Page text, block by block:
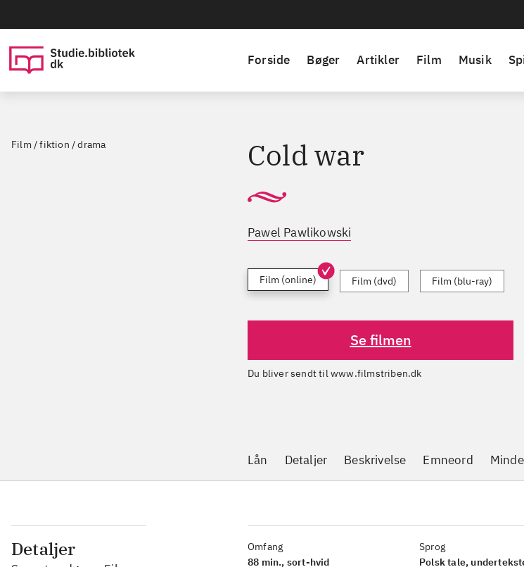
Forside Bøger Artikler Film Musik
Film / fiktion / drama Cold war
Pawel Pawlikowski
Film (online) Film (dvd) Film (blu-ray)
Se filmen
Du bliver sendt til www.filmstriben.dk
Lån Detaljer Beskrivelse Emneord
Detaljer
Omfang
88 min., sort-hvid
Sprog
Polsk tale, undertekster på